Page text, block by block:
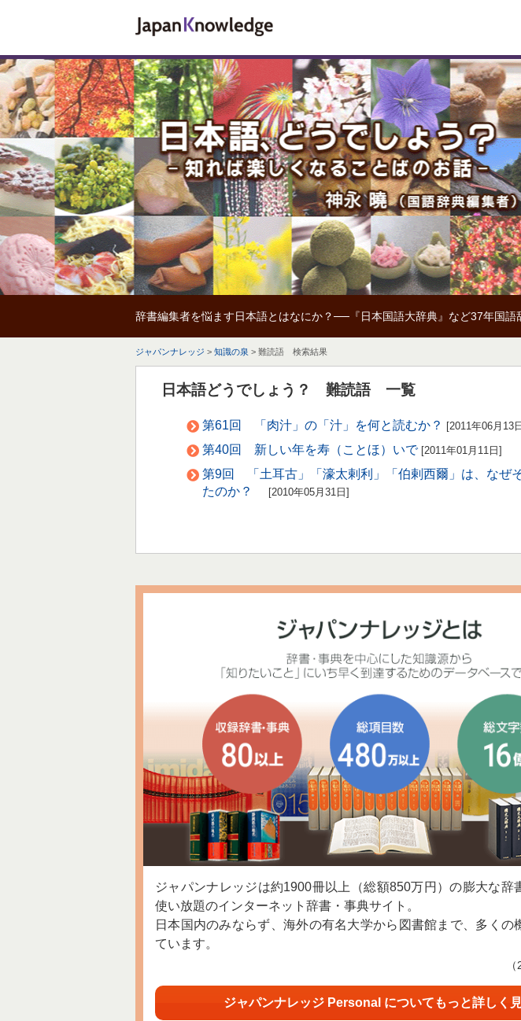
辞書編集者を悩ます日本語とはなにか？──『日本国語大辞典』など37年国
ジャパンナレッジ > 知識の泉 > 難読語 検索結果
日本語どうでしょう？ 難読語 一覧
第61回 「肉汁」の「汁」を何と読むか？ [2011年06月13
第40回 新しい年を寿（ことほ）いで[2011年01月11日]
第9回 「土耳古」「濠太剌利」「伯剌西爾」は、なぜ
たのか？
[2010年05月31日]
ジャパンナレッジは約1900冊以上（総額850万円）の膨大な辞
使い放題のインターネット辞書・事典サイト。
日本国内のみならず、海外の有名大学から図書館まで、多くの
ています。
ジャパンナレッジ Personal についてもっと詳しく